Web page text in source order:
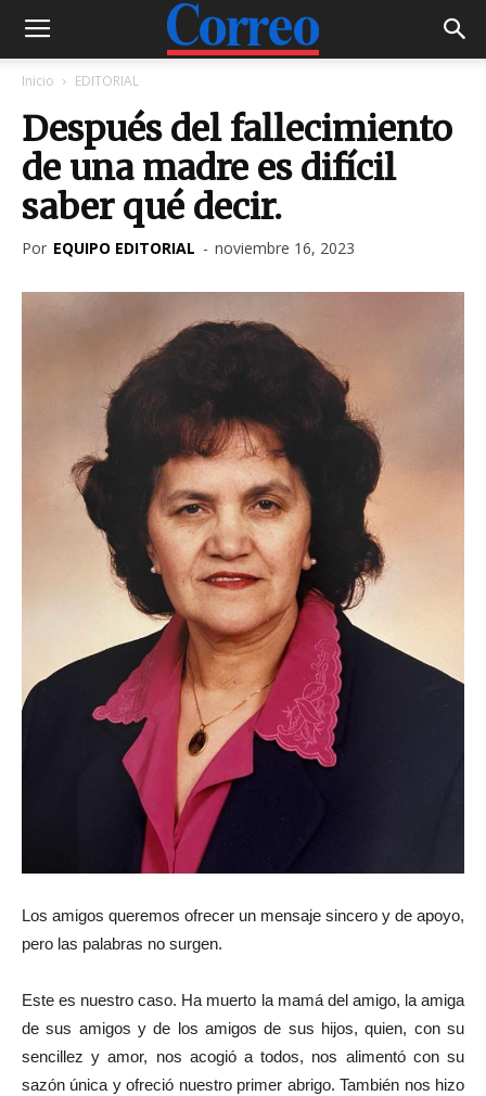
Inicio EDITORIAL
Después del fallecimiento
de una madre es difícil
saber qué decir.
Por EQUIPO EDITORIAL - noviembre 16, 2023
Los amigos queremos ofrecer un mensaje sincero y de apoyo,
pero las palabras no surgen.
Este es nuestro caso. Ha muerto la mamá del amigo, la amiga
de sus amigos y de los amigos de sus hijos, quien, con su
sencillez y amor, nos acogió a todos, nos alimentó con su
sazón única y ofreció nuestro primer abrigo. También nos hizo